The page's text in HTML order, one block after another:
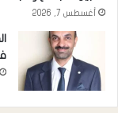
أغسطس 7, 2026